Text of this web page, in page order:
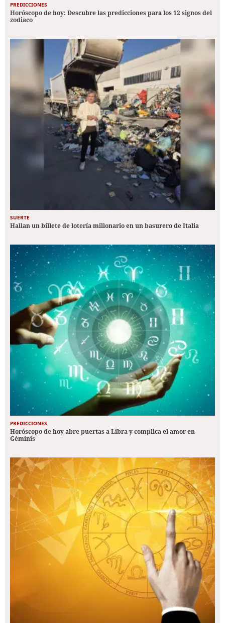
PREDICCIONES
Horóscopo de hoy: Descubre las predicciones para los 12 signos del
zodiaco
SUERTE
Hallan un billete de lotería millonario en un basurero de Italia
PREDICCIONES
Horóscopo de hoy abre puertas a Libra y complica el amor en
Géminis